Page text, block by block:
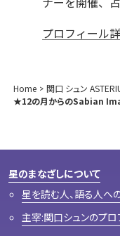
プロフィール
Home
関口 シュン
★12の月からのSabian
星のまなざしについて
星を読む人、語る人へ
主宰:関口シュンのプロ